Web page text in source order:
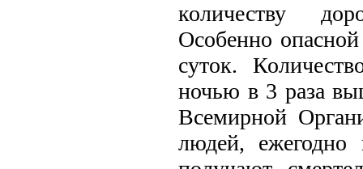
количеству
Особенно
суток.
ночью в 3 раза
Всемирной
людей,